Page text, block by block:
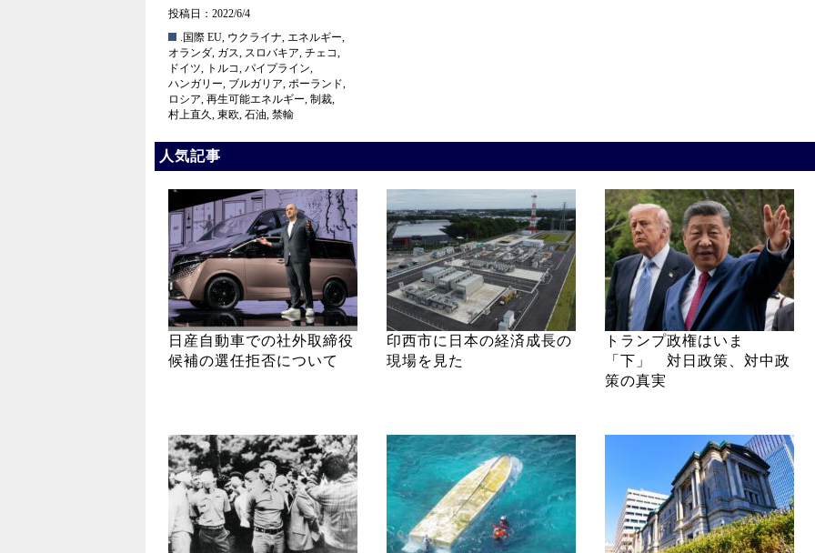
投稿日：2022/6/4
.国際 EU, ウクライナ, エネルギー,
オランダ, ガス, スロバキア, チェコ,
ドイツ, トルコ, パイプライン,
ハンガリー, ブルガリア, ポーランド,
ロシア, 再生可能エネルギー, 制裁,
村上直久, 東欧, 石油, 禁輸
人気記事
日産自動車での社外取締役
候補の選任拒否について
印西市に日本の経済成長の
現場を見た
トランプ政権はいま
「下」 対日政策、対中政
策の真実